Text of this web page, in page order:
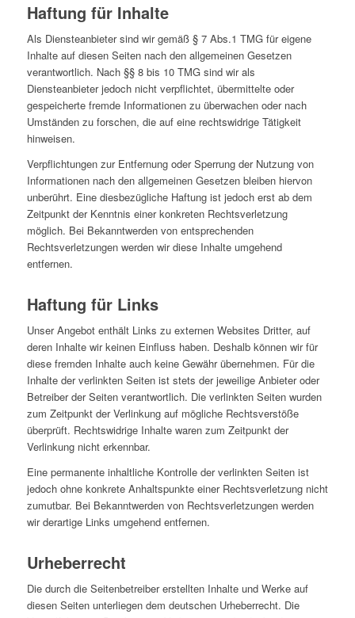
Haftung für Inhalte
Als Diensteanbieter sind wir gemäß § 7 Abs.1 TMG für eigene
Inhalte auf diesen Seiten nach den allgemeinen Gesetzen
verantwortlich. Nach §§ 8 bis 10 TMG sind wir als
Diensteanbieter jedoch nicht verpflichtet, übermittelte oder
gespeicherte fremde Informationen zu überwachen oder nach
Umständen zu forschen, die auf eine rechtswidrige Tätigkeit
hinweisen.
Verpflichtungen zur Entfernung oder Sperrung der Nutzung von
Informationen nach den allgemeinen Gesetzen bleiben hiervon
unberührt. Eine diesbezügliche Haftung ist jedoch erst ab dem
Zeitpunkt der Kenntnis einer konkreten Rechtsverletzung
möglich. Bei Bekanntwerden von entsprechenden
Rechtsverletzungen werden wir diese Inhalte umgehend
entfernen.
Haftung für Links
Unser Angebot enthält Links zu externen Websites Dritter, auf
deren Inhalte wir keinen Einfluss haben. Deshalb können wir für
diese fremden Inhalte auch keine Gewähr übernehmen. Für die
Inhalte der verlinkten Seiten ist stets der jeweilige Anbieter oder
Betreiber der Seiten verantwortlich. Die verlinkten Seiten wurden
zum Zeitpunkt der Verlinkung auf mögliche Rechtsverstöße
überprüft. Rechtswidrige Inhalte waren zum Zeitpunkt der
Verlinkung nicht erkennbar.
Eine permanente inhaltliche Kontrolle der verlinkten Seiten ist
jedoch ohne konkrete Anhaltspunkte einer Rechtsverletzung nicht
zumutbar. Bei Bekanntwerden von Rechtsverletzungen werden
wir derartige Links umgehend entfernen.
Urheberrecht
Die durch die Seitenbetreiber erstellten Inhalte und Werke auf
diesen Seiten unterliegen dem deutschen Urheberrecht. Die